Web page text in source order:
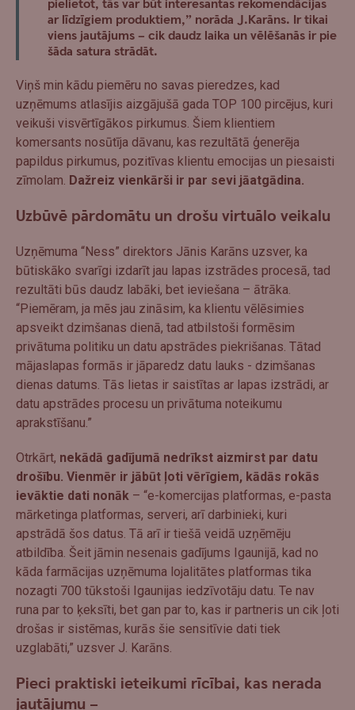
pielietot, tās var būt interesantas rekomendācijas
ar līdzīgiem produktiem,” norāda J.Karāns. Ir tikai
viens jautājums – cik daudz laika un vēlēšanās ir pie
šāda satura strādāt.
Viņš min kādu piemēru no savas pieredzes, kad
uzņēmums atlasījis aizgājušā gada TOP 100 pircējus, kuri
veikuši visvērtīgākos pirkumus. Šiem klientiem
komersants nosūtīja dāvanu, kas rezultātā ģenerēja
papildus pirkumus, pozitīvas klientu emocijas un piesaisti
zīmolam. Dažreiz vienkārši ir par sevi jāatgādina.
Uzbūvē pārdomātu un drošu virtuālo veikalu
Uzņēmuma “Ness” direktors Jānis Karāns uzsver, ka
būtiskāko svarīgi izdarīt jau lapas izstrādes procesā, tad
rezultāti būs daudz labāki, bet ieviešana – ātrāka.
“Piemēram, ja mēs jau zināsim, ka klientu vēlēsimies
apsveikt dzimšanas dienā, tad atbilstoši formēsim
privātuma politiku un datu apstrādes piekrišanas. Tātad
mājaslapas formās ir jāparedz datu lauks - dzimšanas
dienas datums. Tās lietas ir saistītas ar lapas izstrādi, ar
datu apstrādes procesu un privātuma noteikumu
aprakstīšanu.”
Otrkārt, nekādā gadījumā nedrīkst aizmirst par datu
drošību. Vienmēr ir jābūt ļoti vērīgiem, kādās rokās
ievāktie dati nonāk – “e-komercijas platformas, e-pasta
mārketinga platformas, serveri, arī darbinieki, kuri
apstrādā šos datus. Tā arī ir tiešā veidā uzņēmēju
atbildība. Šeit jāmin nesenais gadījums Igaunijā, kad no
kāda farmācijas uzņēmuma lojalitātes platformas tika
nozagti 700 tūkstoši Igaunijas iedzīvotāju datu. Te nav
runa par to ķeksīti, bet gan par to, kas ir partneris un cik ļoti
drošas ir sistēmas, kurās šie sensitīvie dati tiek
uzglabāti,” uzsver J. Karāns.
Pieci praktiski ieteikumi rīcībai, kas nerada
jautājumu –